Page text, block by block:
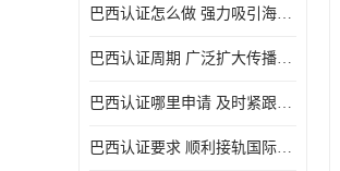
巴西认证怎么做 强力吸引海外投资
巴西认证周期 广泛扩大传播范围
巴西认证哪里申请 及时紧跟法规变化
巴西认证要求 顺利接轨国际规范